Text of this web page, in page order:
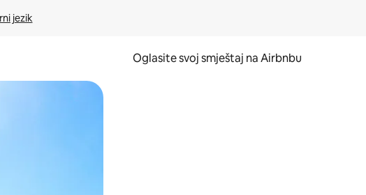
jezik
Oglasite svoj smještaj na Airbnbu